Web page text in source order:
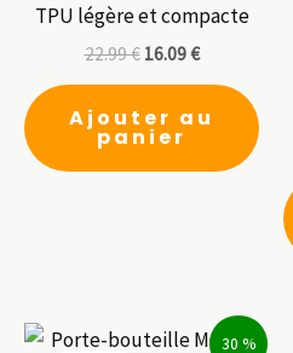
TPU légère et compacte
22.99€ 16.09€
Ajouter au
panier
30 %